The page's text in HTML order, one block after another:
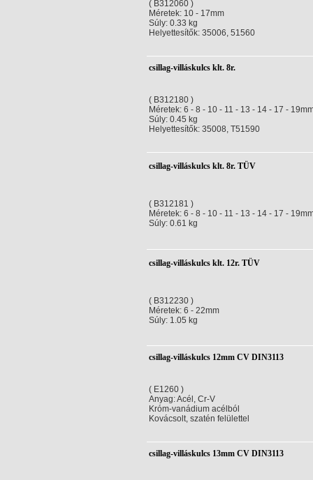
( B312060 )
Méretek: 10 - 17mm
Súly: 0.33 kg
Helyettesítők: 35006, 51560
csillag-villáskulcs klt. 8r.
( B312180 )
Méretek: 6 - 8 - 10 - 11 - 13 - 14 - 17 -
Súly: 0.45 kg
Helyettesítők: 35008, T51590
csillag-villáskulcs klt. 8r. TÜV
( B312181 )
Méretek: 6 - 8 - 10 - 11 - 13 - 14 - 17 -
Súly: 0.61 kg
csillag-villáskulcs klt. 12r. TÜV
( B312230 )
Méretek: 6 - 22mm
Súly: 1.05 kg
csillag-villáskulcs 12mm CV DIN3113
( E1260 )
Anyag: Acél, Cr-V
Króm-vanádium acélból
Kovácsolt, szatén felülettel
csillag-villáskulcs 13mm CV DIN3113